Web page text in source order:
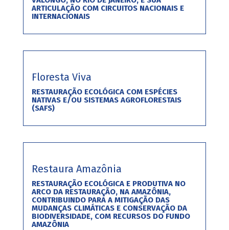
ARTICULAÇÃO COM CIRCUITOS NACIONAIS E
INTERNACIONAIS
Floresta Viva
RESTAURAÇÃO ECOLÓGICA COM ESPÉCIES
NATIVAS E/OU SISTEMAS AGROFLORESTAIS
(SAFS)
Restaura Amazônia
RESTAURAÇÃO ECOLÓGICA E PRODUTIVA NO
ARCO DA RESTAURAÇÃO, NA AMAZÔNIA,
CONTRIBUINDO PARA A MITIGAÇÃO DAS
MUDANÇAS CLIMÁTICAS E CONSERVAÇÃO DA
BIODIVERSIDADE, COM RECURSOS DO FUNDO
AMAZÔNIA